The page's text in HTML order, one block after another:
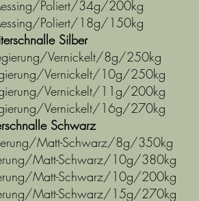
Poliert/34g/200kg
Poliert/18g/150kg
Silber
Vernickelt/8g/250kg
Vernickelt/10g/250kg
Vernickelt/11g/200kg
Vernickelt/16g/270kg
Schwarz
Matt-Schwarz/8g/350kg
Matt-Schwarz/10g/380kg
Matt-Schwarz/10g/200kg
Matt-Schwarz/15g/270kg